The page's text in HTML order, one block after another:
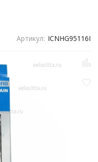
Артикул: ICNHG95116I